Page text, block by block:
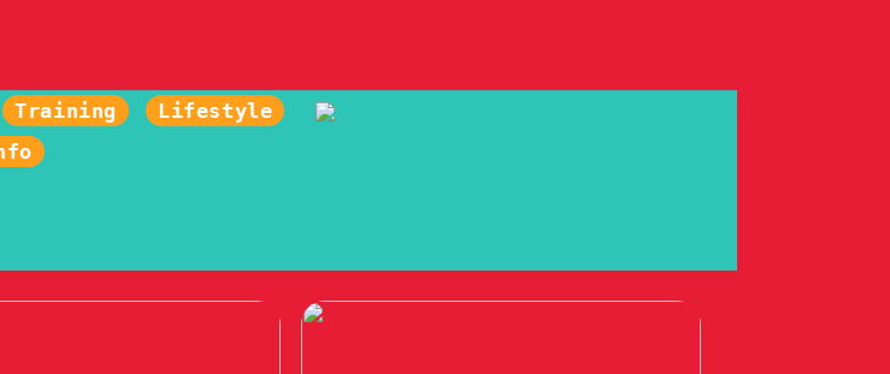
Training
Lifestyle